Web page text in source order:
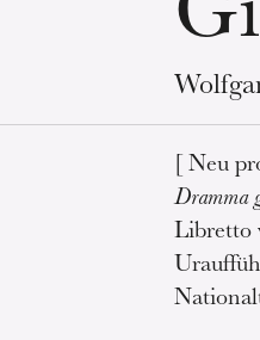
[ Neu
Dramma
Libretto